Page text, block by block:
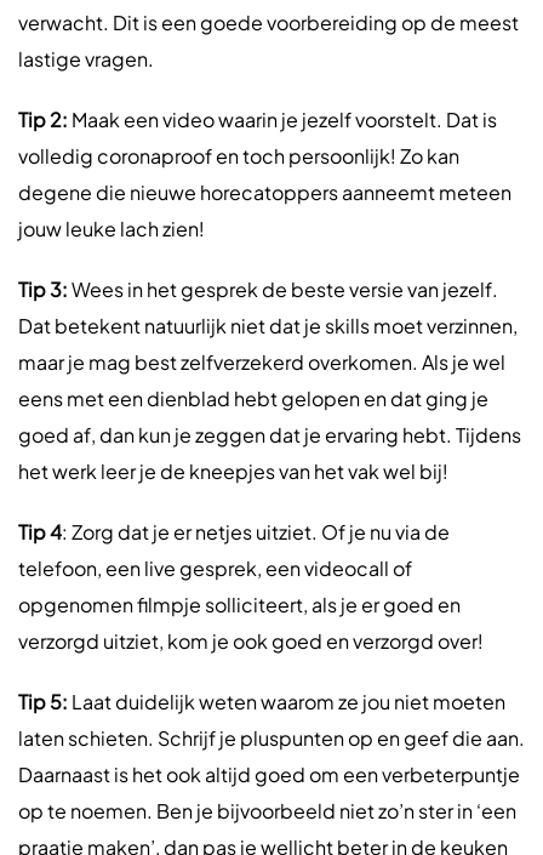
verwacht. Dit is een goede voorbereiding op de meest
lastige vragen.
Tip 2: Maak een video waarin je jezelf voorstelt. Dat is
volledig coronaproof en toch persoonlijk! Zo kan
degene die nieuwe horecatoppers aanneemt meteen
jouw leuke lach zien!
Tip 3:Wees in het gesprek de beste versie van jezelf.
Dat betekent natuurlijk niet dat je skills moet verzinnen,
maar je mag best zelfverzekerd overkomen. Als je wel
eens met een dienblad hebt gelopen en dat ging je
goed af, dan kun je zeggen dat je ervaring hebt. Tijdens
het werk leer je de kneepjes van het vak wel bij!
Tip 4: Zorg dat je er netjes uitziet. Of je nu via de
telefoon, een live gesprek, een videocall of
opgenomen filmpje solliciteert, als je er goed en
verzorgd uitziet, kom je ook goed en verzorgd over!
Tip 5: Laat duidelijk weten waarom ze jou niet moeten
laten schieten. Schrijf je pluspunten op en geef die aan.
Daarnaast is het ook altijd goed om een verbeterpuntje
op te noemen. Ben je bijvoorbeeld niet zo’n ster in ‘een
praatje maken’, dan pas je wellicht beter in de keuken